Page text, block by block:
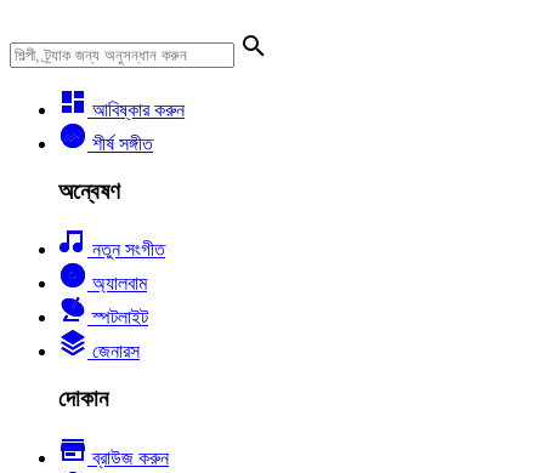
আবিষ্কার করুন
শীর্ষ সঙ্গীত
অন্বেষণ
নতুন সংগীত
অ্যালবাম
স্পটলাইট
জেনারস
দোকান
ব্রাউজ করুন